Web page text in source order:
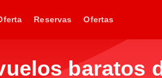
Reservas Ofertas
baratos